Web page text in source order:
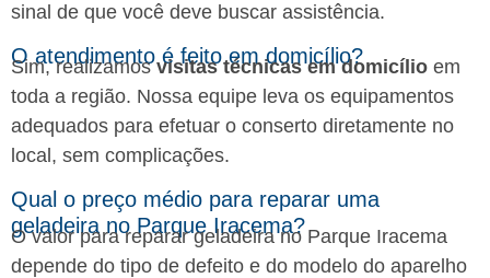
sinal de que você deve buscar assistência.
O atendimento é feito em domicílio?
Sim, realizamosvisitas técnicas em domicílio em
toda a região. Nossa equipe leva os equipamentos
adequados para efetuar o conserto diretamente no
local, sem complicações.
Qual o preço médio para reparar uma
geladeira no Parque Iracema?
O valor para reparar geladeira no Parque Iracema
depende do tipo de defeito e do modelo do aparelho